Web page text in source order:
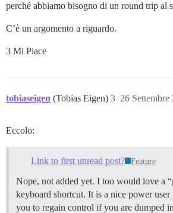
perché abbiamo bisogno di un round trip al
C’è un argomento a riguardo.
3 Mi Piace
tobiaseigen (Tobias Eigen) 26
3
Eccolo:
Link to first unread post? Feature
Nope, not added yet. I too would love a
keyboard shortcut. It is a nice power
you to regain control if you are dumped